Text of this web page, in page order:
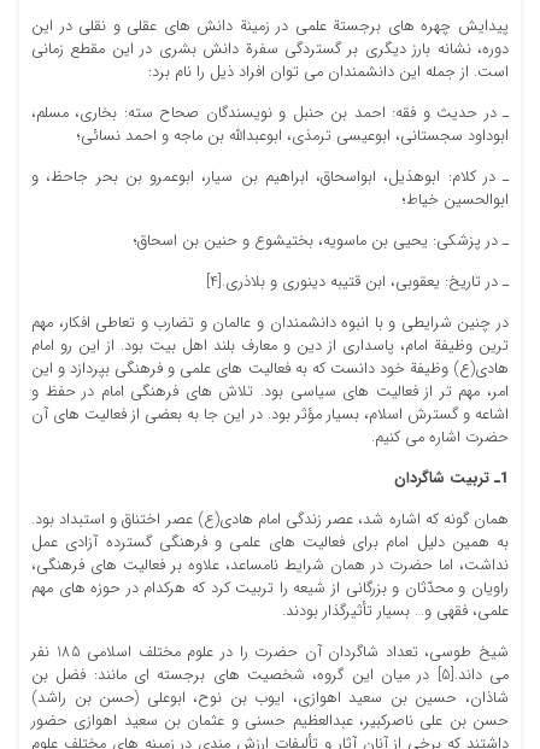
پیدایش چهره های برجستة علمی در زمینة دانش های عقلی و نقلی در این
دوره، نشانه بارز دیگری بر گستردگی سفرة دانش بشری در این مقطع زمانی
است. از جمله این دانشمندان می توان افراد ذیل را نام برد:
ـ در حدیث و فقه: احمد بن حنبل و نویسندگان صحاح سته: بخاری، مسلم،
ابوداود سجستانی، ابوعیسی ترمذی، ابوعبدالله بن ماجه و احمد نسائی؛
ـ در کلام: ابوهذیل، ابواسحاق، ابراهیم بن سیار، ابوعمرو بن بحر جاحظ، و
ابوالحسین خیاط؛
ـ در پزشکی: یحیی بن ماسویه، بختیشوع و حنین بن اسحاق؛
ـ در تاریخ: یعقوبی، ابن قتیبه دینوری و بلاذری.[4]
در چنین شرایطی و با انبوه دانشمندان و عالمان و تضارب و تعاطی افکار، مهم
ترین وظیفة امام، پاسداری از دین و معارف بلند اهل بیت بود. از این رو امام
هادی(ع) وظیفة خود دانست که به فعالیت های علمی و فرهنگی بپردازد و این
امر، مهم تر از فعالیت های سیاسی بود. تلاش های فرهنگی امام در حفظ و
اشاعه و گسترش اسلام، بسیار مؤثر بود. در این جا به بعضی از فعالیت های آن
حضرت اشاره می کنیم.
1ـ تربیت شاگردان
همان گونه که اشاره شد، عصر زندگی امام هادی(ع) عصر اختناق و استبداد بود.
به همین دلیل امام برای فعالیت های علمی و فرهنگی گسترده آزادی عمل
نداشت، اما حضرت در همان شرایط نامساعد، علاوه بر فعالیت های فرهنگی،
راویان و محدّثان و بزرگانی از شیعه را تربیت کرد که هرکدام در حوزه های مهم
علمی، فقهی و… بسیار تأثیرگذار بودند.
شیخ طوسی، تعداد شاگردان آن حضرت را در علوم مختلف اسلامی 185 نفر
می داند.[5] در میان این گروه، شخصیت های برجسته ای مانند: فضل بن
شاذان، حسین بن سعید اهوازی، ایوب بن نوح، ابوعلی (حسن بن راشد)
حسن بن علی ناصرکبیر، عبدالعظیم حسنی و عثمان بن سعید اهوازی حضور